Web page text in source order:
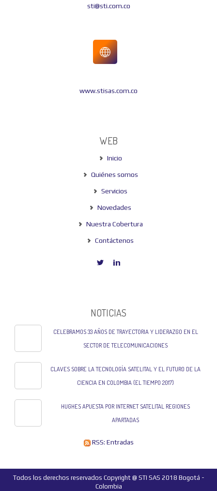
sti@sti.com.co
www.stisas.com.co
WEB
Inicio
Quiénes somos
Servicios
Novedades
Nuestra Cobertura
Contáctenos
NOTICIAS
CELEBRAMOS 33 AÑOS DE TRAYECTORIA Y LIDERAZGO EN EL
SECTOR DE TELECOMUNICACIONES
CLAVES SOBRE LA TECNOLOGÍA SATELITAL Y EL FUTURO DE LA
CIENCIA EN COLOMBIA (EL TIEMPO 2017)
HUGHES APUESTA POR INTERNET SATELITAL REGIONES
APARTADAS
RSS: Entradas
Todos los derechos reservados Copyright @ STI SAS 2018 Bogotá -
Colombia